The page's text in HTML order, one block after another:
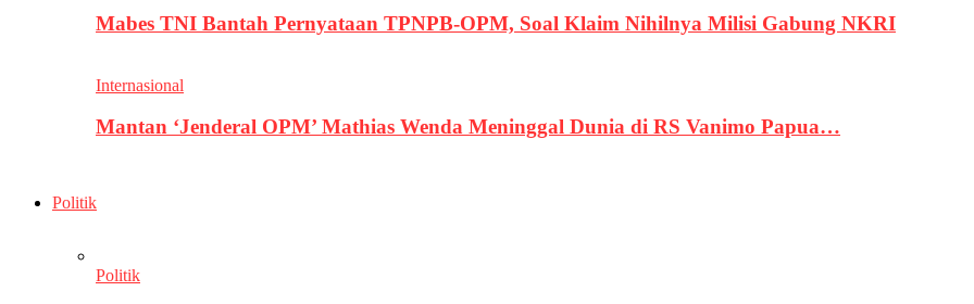
Mabes TNI Bantah Pernyataan TPNPB-OPM, Soal Klaim Nihilnya Milisi Gabung NKRI
Internasional
Mantan ‘Jenderal OPM’ Mathias Wenda Meninggal Dunia di RS Vanimo Papua…
Politik
Politik